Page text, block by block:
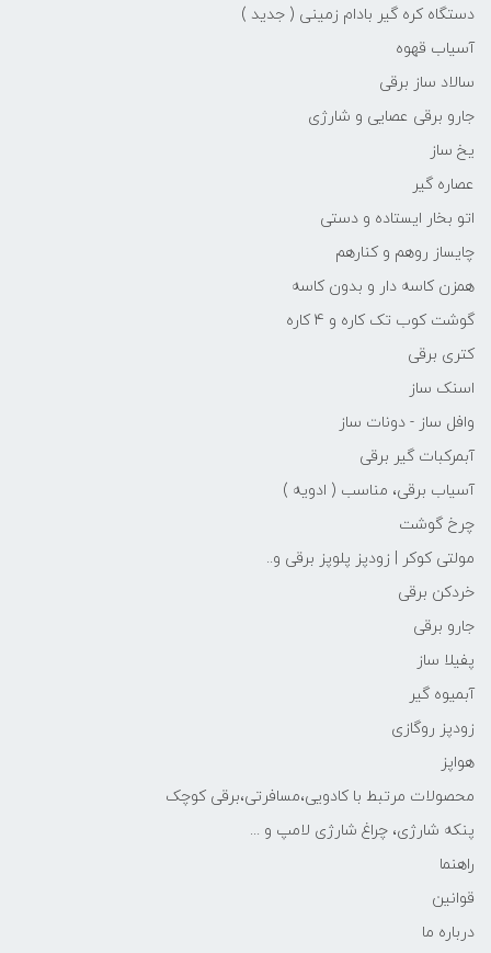
دستگاه کره گیر بادام زمینی ( جدید )
آسیاب قهوه
سالاد ساز برقی
جارو برقی عصایی و شارژی
یخ ساز
عصاره گیر
اتو بخار ایستاده و دستی
چایساز روهم و کنارهم
همزن کاسه دار و بدون کاسه
گوشت کوب تک کاره و 4 کاره
کتری برقی
اسنک ساز
وافل ساز - دونات ساز
آبمرکبات گیر برقی
آسیاب برقی، مناسب ( ادویه )
چرخ گوشت
مولتی کوکر | زودپز پلوپز برقی و..
خردکن برقی
جارو برقی
پفیلا ساز
آبمیوه گیر
زودپز روگازی
هواپز
محصولات مرتبط با کادویی،مسافرتی،برقی کوچک
پنکه شارژی، چراغ شارژی لامپ و ...
راهنما
قوانین
درباره ما